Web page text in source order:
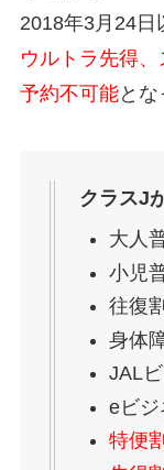
2018年3月24日
ウルトラ先得
予約不可能とな
クラスJ
大人
小児
往復
身体
JAL
eビジ
特便